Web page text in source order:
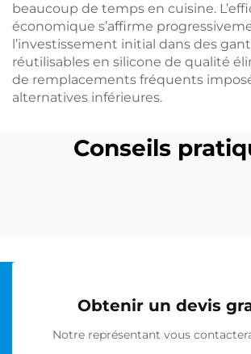
beaucoup de temps en cuisine.
économique s’affirme
l’investissement initial dans des
réutilisables en silicone de qualité
de remplacements fréquents
alternatives inférieures.
Conseils
Obtenir un devis
Notre représentant vous